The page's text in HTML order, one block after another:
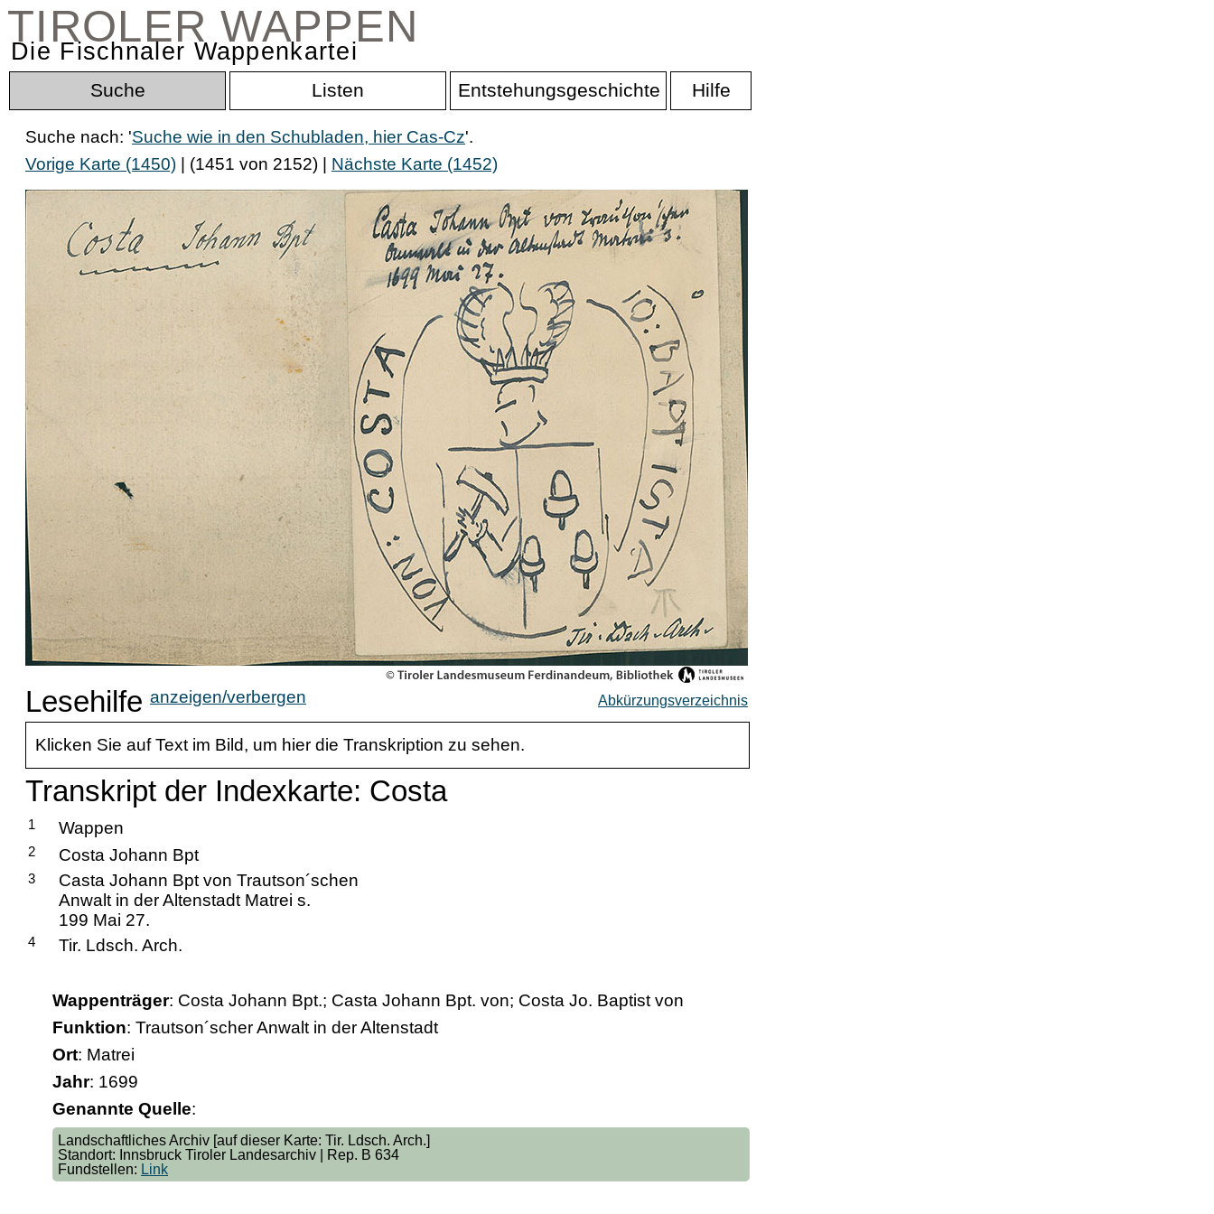
TIROLER WAPPEN
Die Fischnaler Wappenkartei
Suche Listen Entstehungsgeschichte Hilfe
Suche nach: 'Suche wie in den Schubladen, hier Cas-Cz'.
Vorige Karte (1450) | (1451 von 2152) | Nächste Karte (1452)
Lesehilfe anzeigen/verbergen Abkürzungsverzeichnis
Klicken Sie auf Text im Bild, um hier die Transkription zu sehen.
Transkript der Indexkarte: Costa
1 Wappen
2 Costa Johann Bpt
3
Casta Johann Bpt von Trautson´schen
Anwalt in der Altenstadt Matrei s.
199 Mai 27.
4 Tir. Ldsch. Arch.
Wappenträger: Costa Johann Bpt.; Casta Johann Bpt. von; Costa Jo. Baptist von
Funktion: Trautson´scher Anwalt in der Altenstadt
Ort: Matrei
Jahr: 1699
Genannte Quelle:
Landschaftliches Archiv [auf dieser Karte: Tir. Ldsch. Arch.]
Standort: Innsbruck Tiroler Landesarchiv | Rep. B 634
Fundstellen: Link